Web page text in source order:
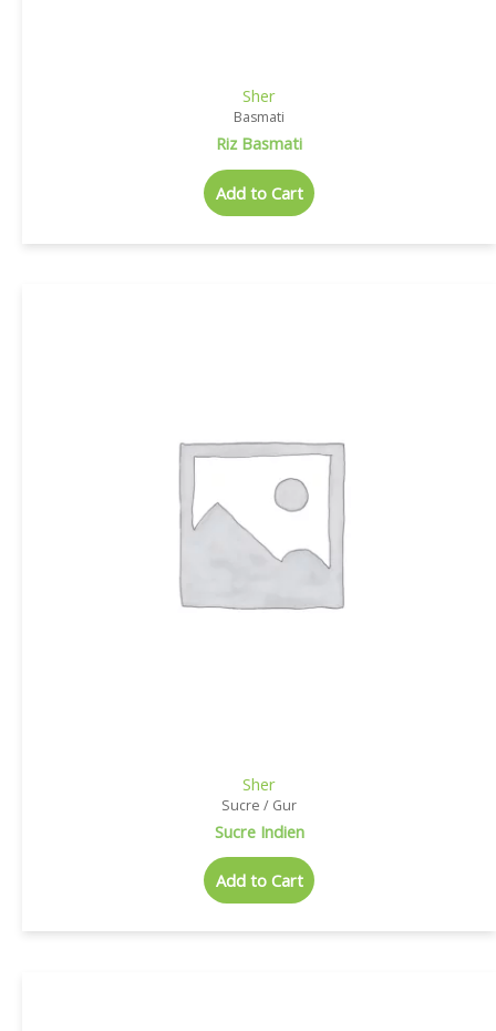
Sher
Basmati
Riz Basmati
Add to Cart
Sher
Sucre / Gur
Sucre Indien
Add to Cart